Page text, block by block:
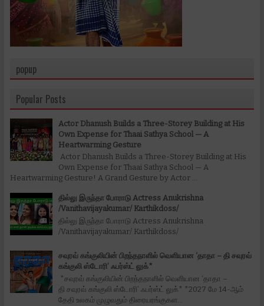
popup
Popular Posts
Actor Dhanush Builds a Three-Storey Building at His
Own Expense for Thaai Sathya School — A
Heartwarming Gesture
Actor Dhanush Builds a Three-Storey Building at His
Own Expense for Thaai Sathya School — A
Heartwarming Gesture! A Grand Gesture by Actor ...
தில்லு இருந்தா போராடு Actress Anukrishna
/Vanithavijayakumar/ Karthikdoss/
தில்லு இருந்தா போராடு Actress Anukrishna
/Vanithavijayakumar/ Karthikdoss/
சவுரவ் கங்குலியின் பிறந்தநாளில் வெளியான ‘தாதா – தி சவுரவ்
கங்குலி ஸ்டோரி’ ஃபர்ஸ்ட் லுக்*
*சவுரவ் கங்குலியின் பிறந்தநாளில் வெளியான ‘தாதா –
தி சவுரவ் கங்குலி ஸ்டோரி’ ஃபர்ஸ்ட் லுக்* *2027 மே 14-ஆம்
தேதி உலகம் முழுவதும் திரையரங்குகள...